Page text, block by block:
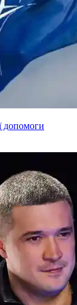
допомоги